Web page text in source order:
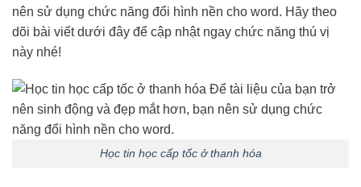
nên sử dụng chức năng đổi hình nền cho word. Hãy theo
dõi bài viết dưới đây để cập nhật ngay chức năng thú vị
này nhé!
Học tin học cấp tốc ở thanh hóa